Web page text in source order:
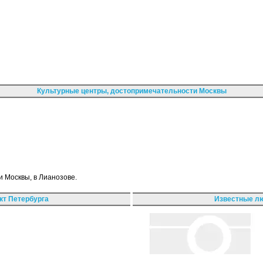
Культурные центры, достопримечательности Москвы
Москвы, в Лианозове.
Петербурга Известные